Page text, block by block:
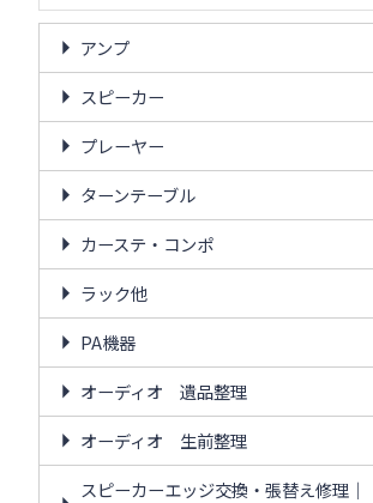
アンプ
スピーカー
プレーヤー
ターンテーブル
カーステ・コンポ
ラック他
PA機器
オーディオ 遺品整理
オーディオ 生前整理
スピーカーエッジ交換・張替え修理｜